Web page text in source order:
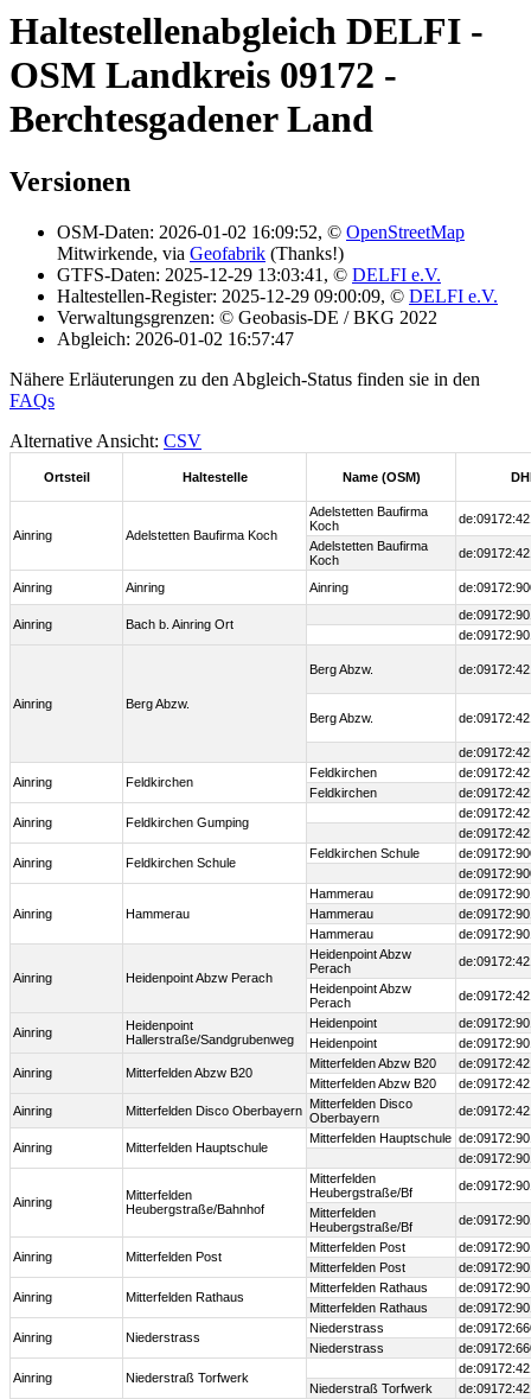
Haltestellenabgleich DELFI -
OSM Landkreis 09172 -
Berchtesgadener Land
Versionen
OSM-Daten: 2026-01-02 16:09:52, © OpenStreetMap
Mitwirkende, via Geofabrik (Thanks!)
GTFS-Daten: 2025-12-29 13:03:41, © DELFI e.V.
Haltestellen-Register: 2025-12-29 09:00:09, © DELFI e.V.
Verwaltungsgrenzen: © Geobasis-DE / BKG 2022
Abgleich: 2026-01-02 16:57:47
Nähere Erläuterungen zu den Abgleich-Status finden sie in den
FAQs
Alternative Ansicht: CSV
Ortsteil Haltestelle Name (OSM)
Ainring Adelstetten Baufirma Koch
Adelstetten Baufirma
Koch
Adelstetten Baufirma
Koch
Ainring Ainring Ainring
Ainring Bach b. Ainring Ort
Ainring Berg Abzw.
Berg Abzw.
Berg Abzw.
Ainring Feldkirchen
Feldkirchen
Feldkirchen
Ainring Feldkirchen Gumping
Ainring Feldkirchen Schule
Feldkirchen Schule
Ainring Hammerau
Hammerau
Hammerau
Hammerau
Ainring Heidenpoint Abzw Perach
Heidenpoint Abzw
Perach
Heidenpoint Abzw
Perach
Ainring
Heidenpoint
Hallerstraße/Sandgrubenweg
Heidenpoint
Heidenpoint
Ainring Mitterfelden Abzw B20
Mitterfelden Abzw B20
Mitterfelden Abzw B20
Ainring
Mitterfelden Disco Oberbayern Mitterfelden Disco
Oberbayern
Ainring Mitterfelden Hauptschule
Mitterfelden Hauptschule
Ainring
Mitterfelden
Heubergstraße/Bahnhof
Mitterfelden
Heubergstraße/Bf
Mitterfelden
Heubergstraße/Bf
Ainring Mitterfelden Post
Mitterfelden Post
Mitterfelden Post
Ainring Mitterfelden Rathaus
Mitterfelden Rathaus
Mitterfelden Rathaus
Ainring Niederstrass
Niederstrass
Niederstrass
Ainring Niederstraß Torfwerk
Niederstraß Torfwerk